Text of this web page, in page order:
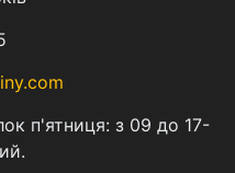
п'ятниця: з 09 до 17-